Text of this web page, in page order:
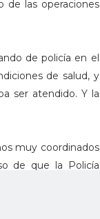
de las operaciones
de policía en el
de salud, y
ser atendido. Y la
muy coordinados
de que la Policía